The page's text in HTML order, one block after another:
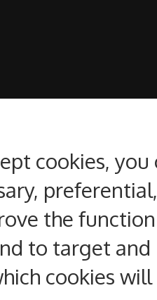
cookies,
the
to target and
cookies